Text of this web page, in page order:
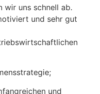
wir uns schnell ab.
und sehr gut
und